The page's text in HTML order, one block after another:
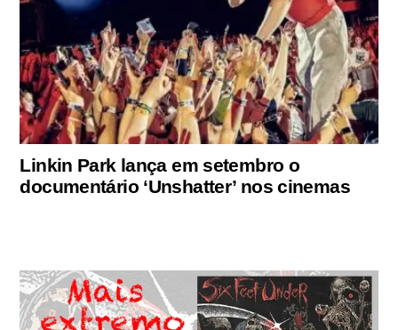
Linkin Park lança em setembro o
documentário ‘Unshatter’ nos cinemas